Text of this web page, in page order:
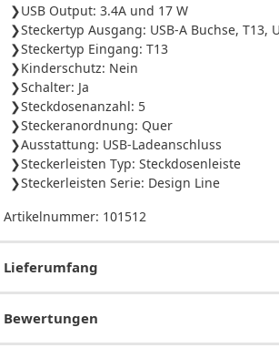
USB Output: 3.4A und 17 W
Steckertyp Ausgang: USB-A Buchse, T13,
Steckertyp Eingang: T13
Kinderschutz: Nein
Schalter: Ja
Steckdosenanzahl: 5
Steckeranordnung: Quer
Ausstattung: USB-Ladeanschluss
Steckerleisten Typ: Steckdosenleiste
Steckerleisten Serie: Design Line
Artikelnummer: 101512
Lieferumfang
Bewertungen